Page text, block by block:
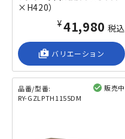
×H420）
¥41,980 税込
shop_2 バリエーション
品番/型番:
RY-GZLPTH1155DM
販売中